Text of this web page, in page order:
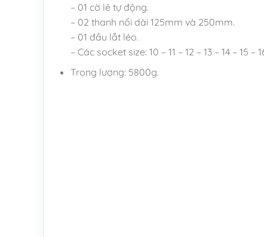
– 01 cờ lê tự động.
– 02 thanh nối dài 125mm và 250mm.
– 01 đầu lắt léo.
– Các socket size: 10 – 11 – 12 – 13 – 14 – 15
Trọng lượng: 5800g.